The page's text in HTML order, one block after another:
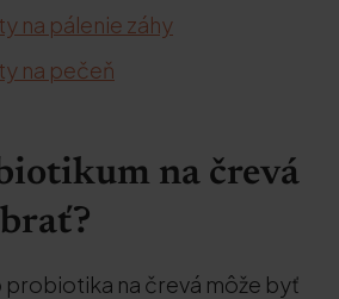
na pálenie záhy
na pečeň
na črevá
na črevá môže byť